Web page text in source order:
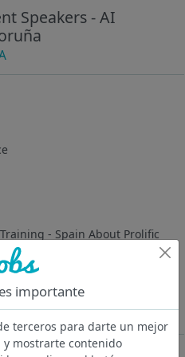
Speakers - AI
- Spain About Prolific
in the AI space – we are
human data in the world.
and organizations
importante
terceros para darte un mejor
mostrarte contenido